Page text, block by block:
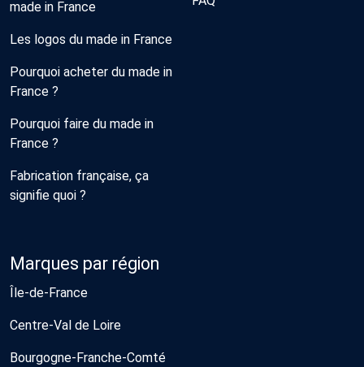
made in France
Les logos du made in France
Pourquoi acheter du made in
France ?
Pourquoi faire du made in
France ?
Fabrication française, ça
signifie quoi ?
Marques par région
Île-de-France
Centre-Val de Loire
Bourgogne-Franche-Comté